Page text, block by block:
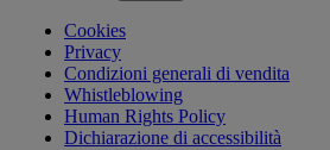
Cookies
Privacy
Condizioni generali di vendita
Whistleblowing
Human Rights Policy
Dichiarazione di accessibilità